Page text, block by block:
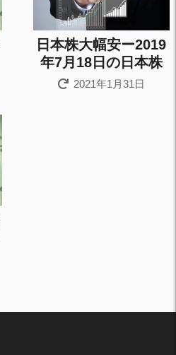
日本株大幅安ー2019
年7月18日の日本株
2021年1月31日